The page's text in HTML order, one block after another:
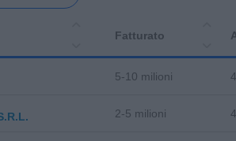
Fatturato
5-10 milioni
2-5 milioni